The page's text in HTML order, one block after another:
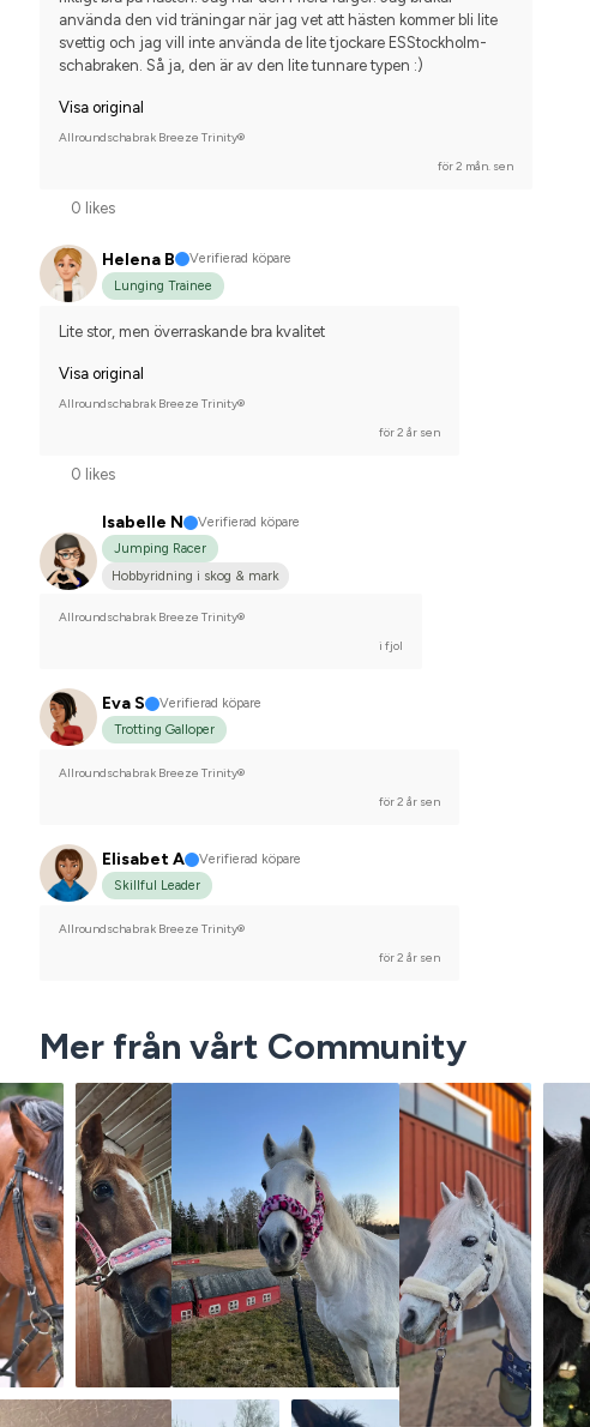
Nej, jag tävlar inte
använda den vid träningar när jag vet att hästen kommer bli lite
svettig och jag vill inte använda de lite tjockare ESStockholm-
schabraken. Så ja, den är av den lite tunnare typen :)
Visa original
Allroundschabrak Breeze Trinity®
för 2 mån. sen
0 likes
Helena B
Verifierad köpare
Lunging Trainee
Lite stor, men överraskande bra kvalitet
Visa original
Allroundschabrak Breeze Trinity®
för 2 år sen
0 likes
Isabelle N
Verifierad köpare
Jumping Racer
Hobbyridning i skog & mark
Allroundschabrak Breeze Trinity®
i fjol
Eva S
Verifierad köpare
Trotting Galloper
Allroundschabrak Breeze Trinity®
för 2 år sen
Elisabet A
Verifierad köpare
Skillful Leader
Allroundschabrak Breeze Trinity®
för 2 år sen
Mer från vårt Community